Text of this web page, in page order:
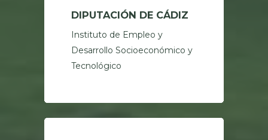
DIPUTACIÓN DE CÁDIZ
Instituto de Empleo y
Desarrollo Socioeconómico y
Tecnológico